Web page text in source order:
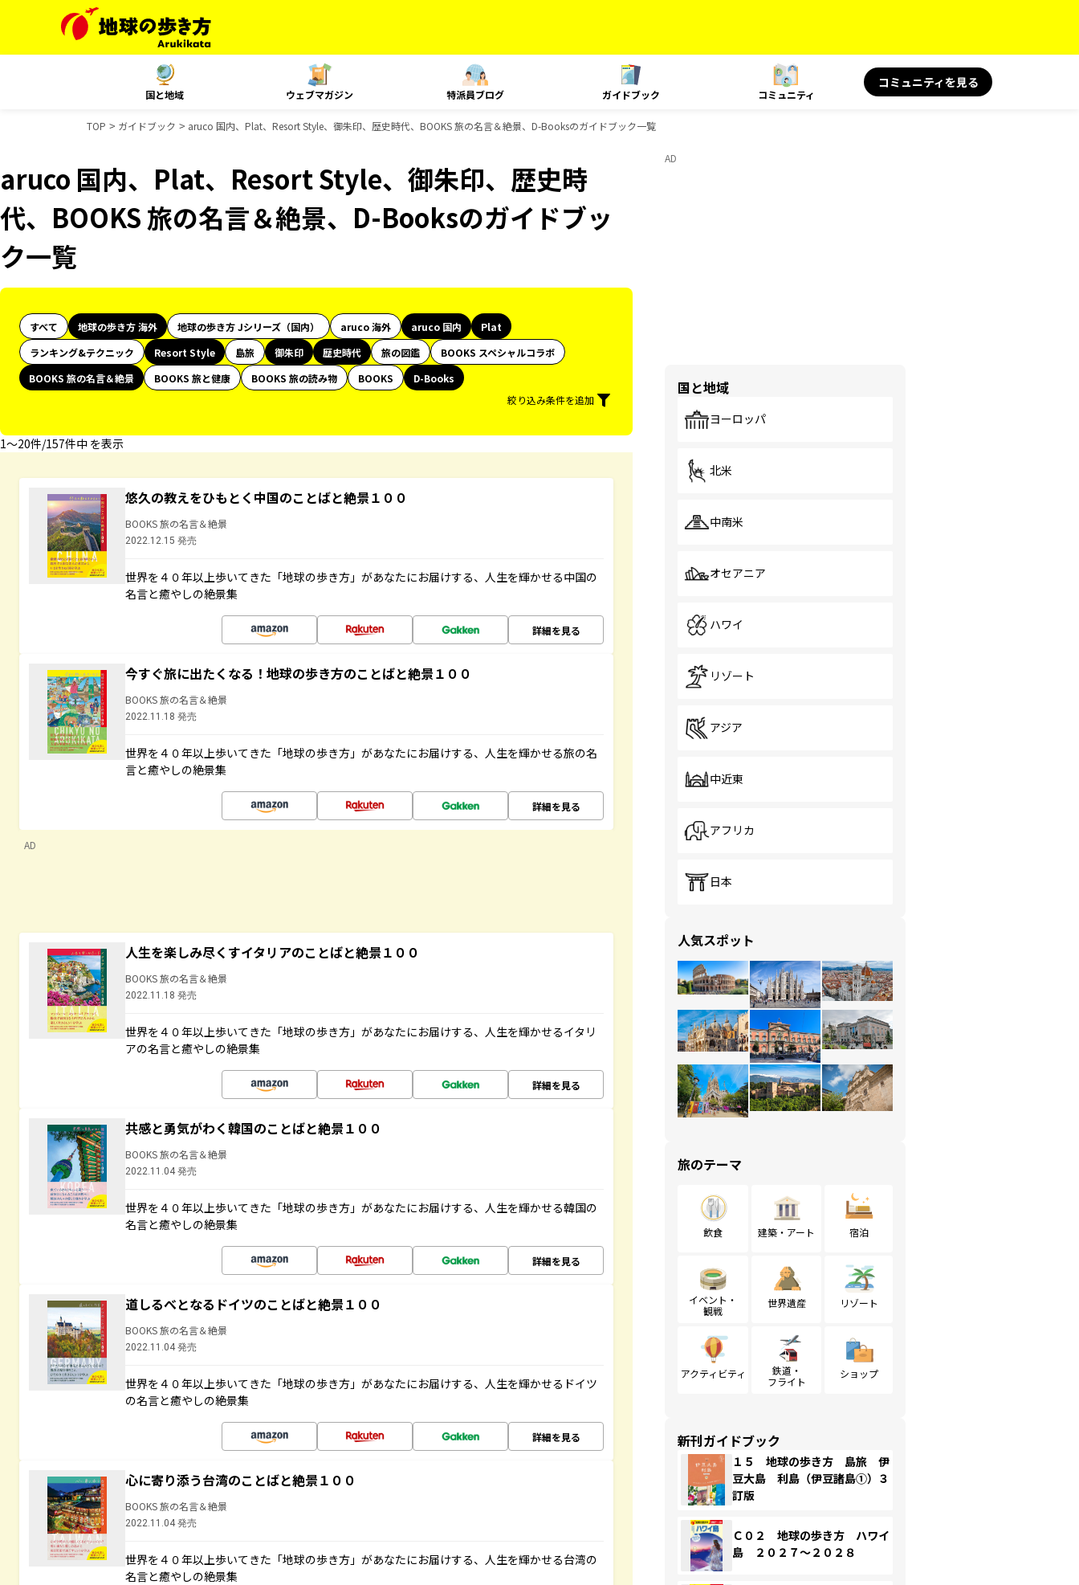
国と地域 ウェブマガジン 特派員ブログ ガイドブック コミュニティ
コミュニティを見る
TOP ガイドブック aruco 国内、Plat、Resort Style、御朱印、歴史時代、BOOKS 旅の名言＆絶景、D-Booksのガイドブック一覧
aruco 国内、Plat、Resort Style、御朱印、歴史時
代、BOOKS 旅の名言＆絶景、D-Booksのガイドブッ
ク一覧
すべて 地球の歩き方 海外 地球の歩き方 Jシリーズ（国内） aruco 海外 aruco 国内
Plat
ランキング&テクニック
Resort Style 島旅 御朱印 歴史時代 旅の図鑑
BOOKS スペシャルコラボ
BOOKS 旅の名言＆絶景
BOOKS 旅と健康 BOOKS 旅の読み物 BOOKS
D-Books
絞り込み条件を追加
1〜20件/157件中 を表示
悠久の教えをひもとく中国のことばと絶景１００
BOOKS 旅の名言＆絶景
2022.12.15 発売
世界を４０年以上歩いてきた「地球の歩き方」があなたにお届けする、人生を輝かせる中国の
名言と癒やしの絶景集
詳細を見る
今すぐ旅に出たくなる！地球の歩き方のことばと絶景１００
BOOKS 旅の名言＆絶景
2022.11.18 発売
世界を４０年以上歩いてきた「地球の歩き方」があなたにお届けする、人生を輝かせる旅の名
言と癒やしの絶景集
詳細を見る
AD
人生を楽しみ尽くすイタリアのことばと絶景１００
BOOKS 旅の名言＆絶景
2022.11.18 発売
世界を４０年以上歩いてきた「地球の歩き方」があなたにお届けする、人生を輝かせるイタリ
アの名言と癒やしの絶景集
詳細を見る
共感と勇気がわく韓国のことばと絶景１００
BOOKS 旅の名言＆絶景
2022.11.04 発売
世界を４０年以上歩いてきた「地球の歩き方」があなたにお届けする、人生を輝かせる韓国の
名言と癒やしの絶景集
詳細を見る
道しるべとなるドイツのことばと絶景１００
BOOKS 旅の名言＆絶景
2022.11.04 発売
世界を４０年以上歩いてきた「地球の歩き方」があなたにお届けする、人生を輝かせるドイツ
の名言と癒やしの絶景集
詳細を見る
心に寄り添う台湾のことばと絶景１００
BOOKS 旅の名言＆絶景
2022.11.04 発売
世界を４０年以上歩いてきた「地球の歩き方」があなたにお届けする、人生を輝かせる台湾の
名言と癒やしの絶景集
AD
国と地域
ヨーロッパ
北米
中南米
オセアニア
ハワイ
リゾート
アジア
中近東
アフリカ
日本
人気スポット
旅のテーマ
飲食 建築・アート 宿泊
イベント・
観戦
世界遺産 リゾート
アクティビティ
鉄道・
フライト
ショップ
新刊ガイドブック
１５ 地球の歩き方 島旅 伊
豆大島 利島（伊豆諸島①）３
訂版
Ｃ０２ 地球の歩き方 ハワイ
島 ２０２７～２０２８